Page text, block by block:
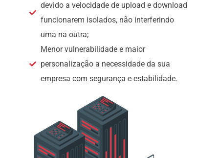
devido a velocidade de upload e download
funcionarem isolados, não interferindo
uma na outra;
Menor vulnerabilidade e maior
personalização a necessidade da sua
empresa com segurança e estabilidade.